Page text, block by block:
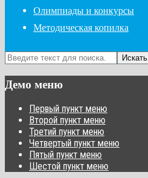
Олимпиады и конкурсы
Методическая копилка
Искать
Демо меню
Первый пункт меню
Второй пункт меню
Третий пункт меню
Четвертый пункт меню
Пятый пункт меню
Шестой пункт меню